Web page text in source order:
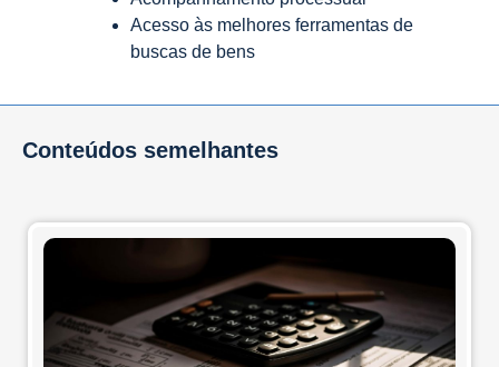
Acesso às melhores ferramentas de
buscas de bens
Conteúdos semelhantes